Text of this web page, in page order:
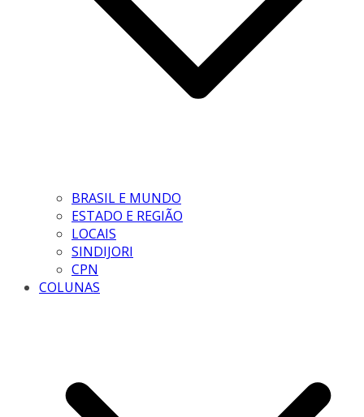
BRASIL E MUNDO
ESTADO E REGIÃO
LOCAIS
SINDIJORI
CPN
COLUNAS